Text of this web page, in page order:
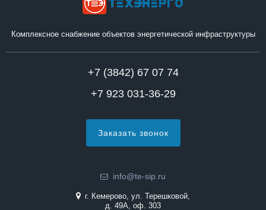
Комплексное снабжение объектов энергетической инфраструктуры
+7 (3842) 67 07 74
+7 923 031-36-29
Заказать звонок
info@te-sip.ru
г. Кемерово, ул. Терешковой,
д. 49А, оф. 303